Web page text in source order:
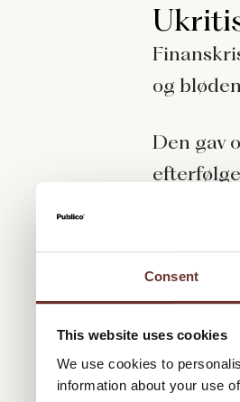
Consent
This website uses cookies
We use cookies to
information about your use
og
Den gav
historier
stemte
Selvom